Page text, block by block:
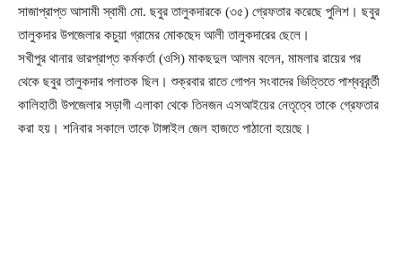
সাজাপ্রাপ্ত আসামী স্বামী মো. ছবুর তালুকদারকে (৩৫) গ্রেফতার করেছে পুলিশ। ছবুর
তালুকদার উপজেলার কচুয়া গ্রামের মোকছেদ আলী তালুকদারের ছেলে।
সখীপুর থানার ভারপ্রাপ্ত কর্মকর্তা (ওসি) মাকছদুল আলম বলেন, মামলার রায়ের পর
থেকে ছবুর তালুকদার পলাতক ছিল। শুক্রবার রাতে গোপন সংবাদের ভিত্তিতে পাশ্ববর্র্র্তী
কালিহাতী উপজেলার সড়াগী এলাকা থেকে তিনজন এসআইয়ের নেতৃত্বে তাকে গ্রেফতার
করা হয়। শনিবার সকালে তাকে টাঙ্গাইল জেল হাজতে পাঠানো হয়েছে।